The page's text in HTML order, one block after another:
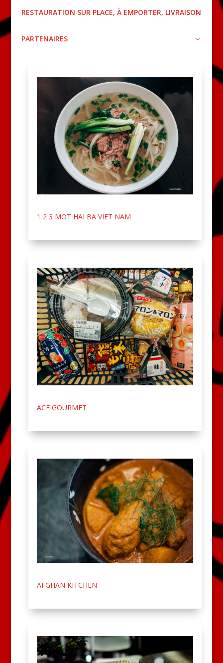
RESTAURATION SUR PLACE, À EMPORTER, LIVRAISON
PARTENAIRES
1 2 3 MOT HAI BA VIET NAM
ACE GOURMET
AFGHAN KITCHEN